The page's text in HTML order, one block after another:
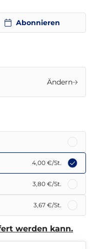
Abonnieren
Ändern
4,00 €/St.
3,80 €/St.
3,67 €/St.
werden kann.